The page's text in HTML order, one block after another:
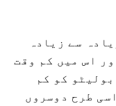
سے زیادہ
اور اس میں کم وقت
کو کم
طرح دوسروں